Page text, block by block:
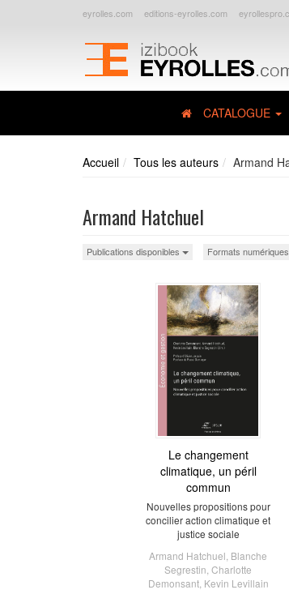
eyrolles.com editions-eyrolles.com
CATALOGUE
Accueil Tous les auteurs Armand
Armand Hatchuel
Publications disponibles Formats numériques
Le changement
climatique, un péril
commun
Nouvelles propositions pour
concilier action climatique et
justice sociale
Armand Hatchuel Blanche
Segrestin Charlotte
Demonsant, Kevin Levillain